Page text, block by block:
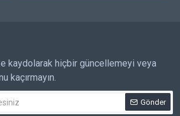
kaydolarak hiçbir güncellemeyi veya
kaçırmayın.
Gönder